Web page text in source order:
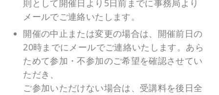
則として開催日より5日前までに事務局より
メールでご連絡いたします。
開催の中止または変更の場合は、開催前日の
20時までにメールでご連絡いたします。あら
ためて参加・不参加のご希望を確認させてい
ただき、
ご参加いただけない場合は、受講料を後日全